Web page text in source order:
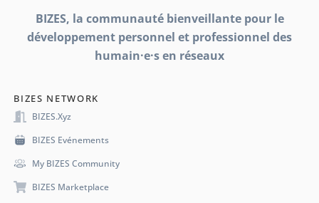
BIZES, la communauté bienveillante pour le
développement personnel et professionnel des
humain·e·s en réseaux
BIZES NETWORK
BIZES.xyz
BIZES Evénements
My BIZES Community
BIZES Marketplace